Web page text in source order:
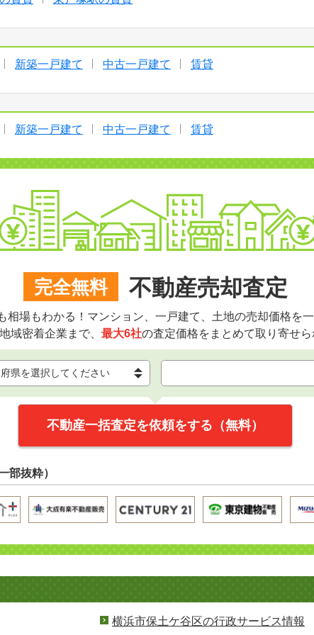
新築一戸建て 中古一戸建て 賃貸
新築一戸建て 中古一戸建て 賃貸
完全無料 不動産売却査定
相場もわかる！マンション、一戸建て、土地の売却価格を
域密着企業まで、 最大6社の査定価格をまとめて取り寄せ
不動産一括査定を依頼をする（無料）
部抜粋）
横浜市保土ケ谷区の行政サービス情報